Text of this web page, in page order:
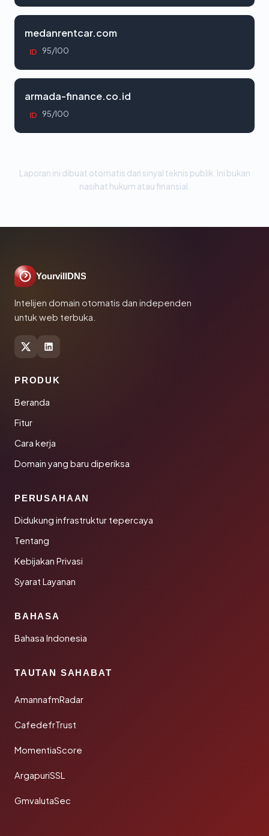
medanrentcar.com
ID 95/100
armada-finance.co.id
ID 95/100
Laporan ini dibuat otomatis dari sinyal teknis publik. Ini bukan
nasihat hukum atau finansial.
YourvillDNS
Intelijen domain otomatis dan independen
untuk web terbuka.
PRODUK
Beranda
Fitur
Cara kerja
Domain yang baru diperiksa
PERUSAHAAN
Didukung infrastruktur tepercaya
Tentang
Kebijakan Privasi
Syarat Layanan
BAHASA
Bahasa Indonesia
TAUTAN SAHABAT
AmannafmRadar
CafedefrTrust
MomentiaScore
ArgapuriSSL
GmvalutaSec